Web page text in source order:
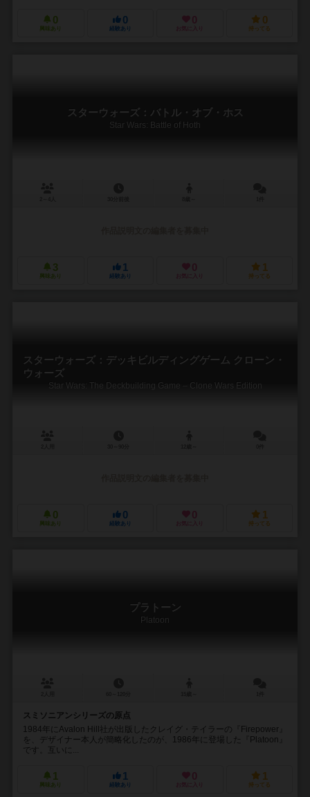
0
興味あり
0
経験あり
0
お気に入り
0
持ってる
スターウォーズ：バトル・オブ・ホス
Star Wars: Battle of Hoth
3
興味あり
1
経験あり
0
お気に入り
1
持ってる
スターウォーズ：デッキビルディングゲーム クローン・
ウォーズ
Star Wars: The Deckbuilding Game – Clone Wars Edition
0
興味あり
0
経験あり
0
お気に入り
1
持ってる
プラトーン
Platoon
スミソニアンシリーズの原点
1984年にAvalon Hill社が出版したクレイグ・テイラーの『Firepower』
を、デザイナー本人が簡略化したのが、1986年に登場した『Platoon』
です。互いに...
1
興味あり
1
経験あり
0
お気に入り
1
持ってる